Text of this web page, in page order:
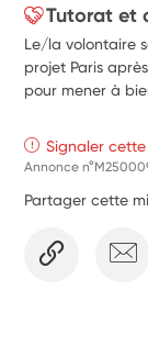
Tutorat et
Le/la volontaire
projet Paris
pour mener à
Signaler cette
Annonce
Partager cette